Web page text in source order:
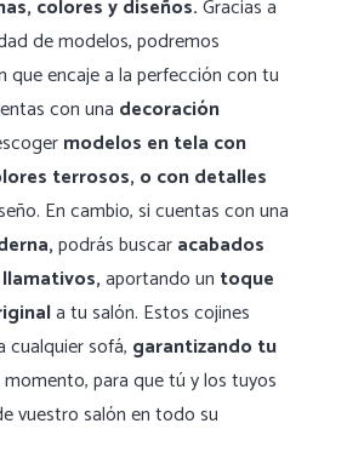
colores y diseños.Gracias a
de modelos, podremos
que encaje a la perfección con tu
con una decoración
modelos en tela con
terrosos, o con detalles
En cambio, si cuentas con una
podrás buscaracabados
aportando un toque
a tu salón. Estos cojines
cualquier sofá, garantizando tu
para que tú y los tuyos
vuestro salón en todo su